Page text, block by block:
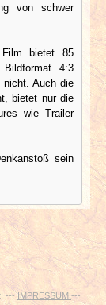
von schwer
Film bietet 85
4:3
nicht. Auch die
bietet nur die
wie Trailer
sein
---IMPRESSUM ---